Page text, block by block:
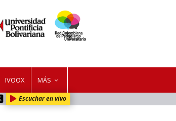
IVOOX MÁS
Escuchar en vivo